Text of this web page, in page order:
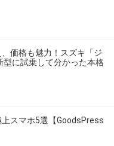
価格も魅力！スズキ「ジ
型に試乗して分かった本格
上スマホ5選【GoodsPress